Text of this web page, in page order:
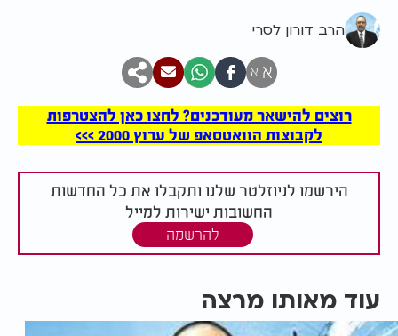
הרב דורון לסרי
א א
רוצים להישאר מעודכנים? לחצו כאן להצטרפות
לקבוצות הוואטסאפ של ערוץ 2000 >>>
הירשמו לניוזלטר שלנו ותקבלו את כל החדשות
החשובות ישירות למייל
להרשמה
עוד מאותו מרצה